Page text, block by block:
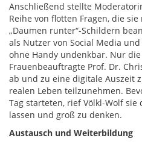
Anschließend stellte
Reihe von flotten Fragen, die
„Daumen runter“-Schildern
als Nutzer von Social Media
ohne Handy undenkbar. Nur
Frauenbeauftragte Prof. Dr.
ab und zu eine digitale Auszeit
realen Leben teilzunehmen.
Tag starteten, rief Völkl-Wolf
lassen und groß zu denken.
Austausch und Weiterbildung